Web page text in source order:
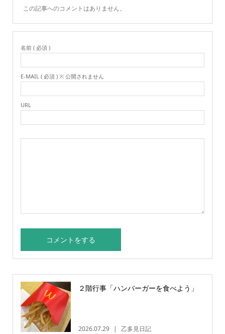
この記事へのコメントはありません。
名前 ( 必須 )
E-MAIL ( 必須 ) ※ 公開されません
URL
２階行事「ハンバーガーを食べよう」
2026.07.29 乙多見日記